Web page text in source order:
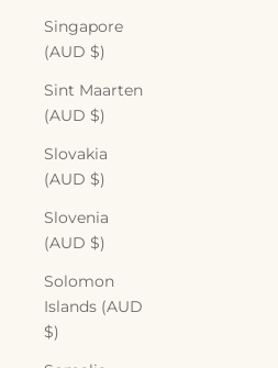
Singapore
(AUD $)
Sint Maarten
(AUD $)
Slovakia
(AUD $)
Slovenia
(AUD $)
Solomon
Islands (AUD
$)